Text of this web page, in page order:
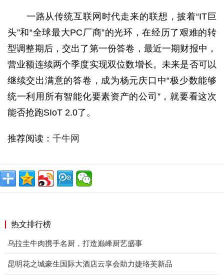
一路从传统互联网时代走来的联想，披着“IT巨
头”和“全球最大PC厂商”的光环，在经历了艰难的转
型调整期后，交出了第一份答卷，最近一期财报中，
营业额连续两个季度实现双位数增长。未来是否可以
继续交出满意的答卷，成为杨元庆口中“极少数能够
统一利用所有智能化要素资产的公司”，就要看这次
能否抢跑SIoT 2.0了。
推荐阅读： 千牛网
热文排行榜
乌拉圭牛肉携手名厨，打造巅峰厨艺盛事
昆明花之城豪生国际大酒店云享会助力婕珞芙新品